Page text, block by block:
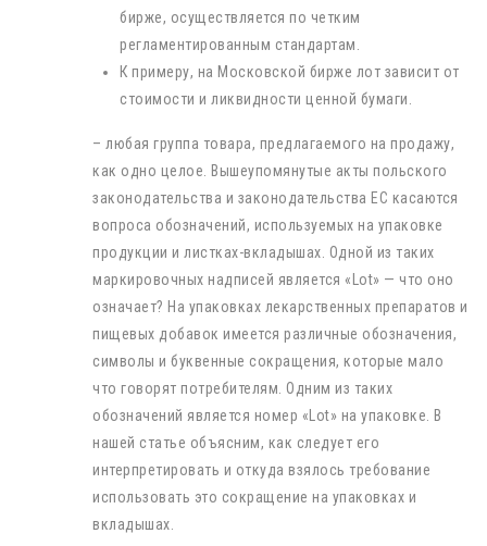
бирже, осуществляется по четким
регламентированным стандартам.
К примеру, на Московской бирже лот зависит от
стоимости и ликвидности ценной бумаги.
– любая группа товара, предлагаемого на продажу,
как одно целое. Вышеупомянутые акты польского
законодательства и законодательства ЕС касаются
вопроса обозначений, используемых на упаковке
продукции и листках-вкладышах. Одной из таких
маркировочных надписей является «Lot» — что оно
означает? На упаковках лекарственных препаратов и
пищевых добавок имеется различные обозначения,
символы и буквенные сокращения, которые мало
что говорят потребителям. Одним из таких
обозначений является номер «Lot» на упаковке. В
нашей статье объясним, как следует его
интерпретировать и откуда взялось требование
использовать это сокращение на упаковках и
вкладышах.